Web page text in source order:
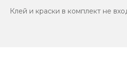
Клей и краски в комплект не